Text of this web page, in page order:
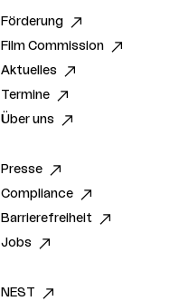
Förderung
Film Commission
Aktuelles
Termine
Über uns
Presse
Compliance
Barrierefreiheit
Jobs
NEST